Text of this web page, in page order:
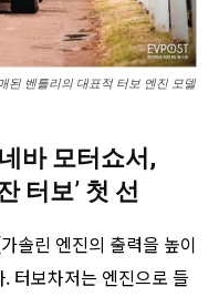
된 벤틀리의 대표적 터보 엔진 모델
바 모터쇼서,
터보’ 첫 선
솔린 엔진의 출력을 높이
터보차저는 엔진으로 들